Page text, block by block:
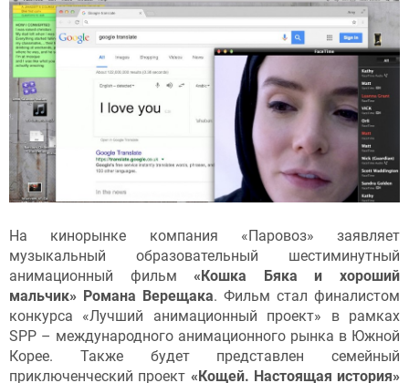
На кинорынке компания «Паровоз» заявляет
музыкальный образовательный шестиминутный
анимационный фильм«Кошка Бяка и хороший
мальчик» Романа Верещака. Фильм стал финалистом
конкурса «Лучший анимационный проект» в рамках
SPP – международного анимационного рынка в Южной
Корее. Также будет представлен семейный
приключенческий проект «Кощей. Настоящая история»